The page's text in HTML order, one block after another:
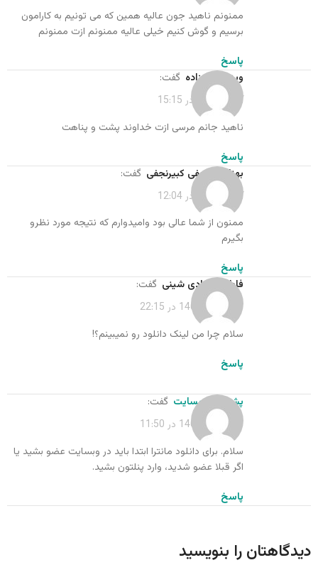
ممنونم ناهید جون عالیه همین که می تونیم به کارامون
برسیم و گوش کنیم خیلی عالیه ممنونم ازت ممنونم
پاسخ
ویدا نجف زاده گفت:
آذر 6, 1401 در 15:15
ناهید جانم مرسی ازت خداوند پشت و پناهت
پاسخ
بهنازکبیرنجفی کبیرنجفی گفت:
آذر 7, 1401 در 12:04
ممنون از شما عالی بود وامیدوارم که نتیجه مورد نظرو
بگیرم
پاسخ
فاطمه بهزادی شینی گفت:
خرداد 13, 1402 در 22:15
سلام چرا من لینک دانلود رو نمیبینم؟!
پاسخ
پشتیبان وبسایت گفت:
خرداد 14, 1402 در 11:50
سلام. برای دانلود مانترا ابتدا باید در وبسایت عضو بشید یا
اگر قبلا عضو شدید، وارد پنلتون بشید.
پاسخ
دیدگاهتان را بنویسید